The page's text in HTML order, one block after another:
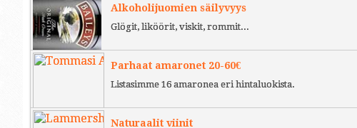
Alkoholijuomien säilyvyys
Glögit, liköörit, viskit, rommit...
Parhaat amaronet 20-60€
Listasimme 16 amaronea eri hintaluokista.
Naturaalit viinit